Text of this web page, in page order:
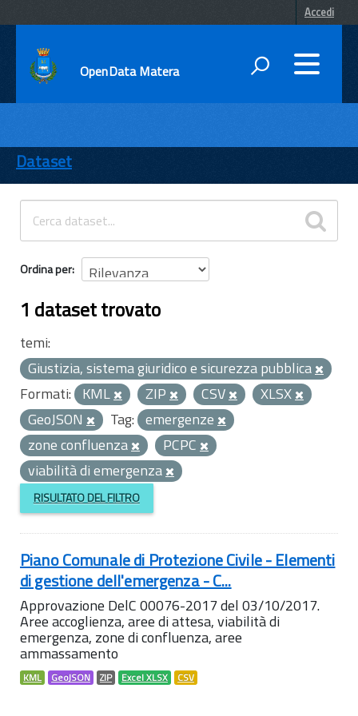
Accedi
OpenData Matera
ENTI
TEMI
INFORMAZIONI
Dataset
Ordina per
1 dataset trovato
temi:
Giustizia, sistema giuridico e sicurezza pubblica
Formati: KML ZIP CSV
XLSX
GeoJSON
Tag: emergenze
zone confluenza
PCPC
viabilità di emergenza
RISULTATO DEL FILTRO
Piano Comunale di Protezione Civile - Elementi
di gestione dell'emergenza - C...
Approvazione DelC 00076-2017 del 03/10/2017.
Aree accoglienza, aree di attesa, viabilità di
emergenza, zone di confluenza, aree
ammassamento
KML GeoJSON ZIP Excel XLSX CSV